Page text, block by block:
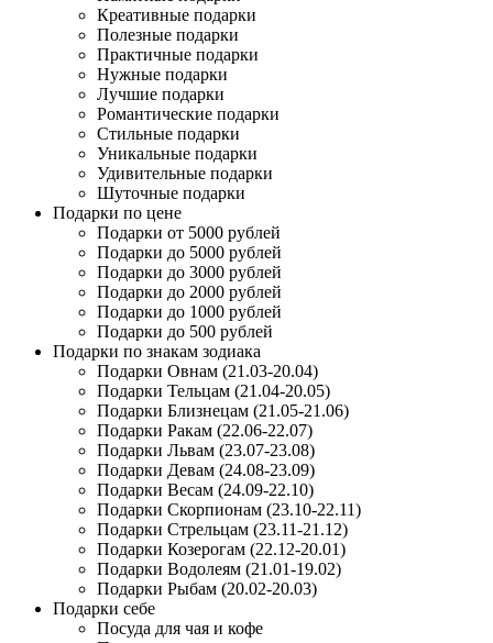
Креативные подарки
Полезные подарки
Практичные подарки
Нужные подарки
Лучшие подарки
Романтические подарки
Стильные подарки
Уникальные подарки
Удивительные подарки
Шуточные подарки
Подарки по цене
Подарки от 5000 рублей
Подарки до 5000 рублей
Подарки до 3000 рублей
Подарки до 2000 рублей
Подарки до 1000 рублей
Подарки до 500 рублей
Подарки по знакам зодиака
Подарки Овнам (21.03-20.04)
Подарки Тельцам (21.04-20.05)
Подарки Близнецам (21.05-21.06)
Подарки Ракам (22.06-22.07)
Подарки Львам (23.07-23.08)
Подарки Девам (24.08-23.09)
Подарки Весам (24.09-22.10)
Подарки Скорпионам (23.10-22.11)
Подарки Стрельцам (23.11-21.12)
Подарки Козерогам (22.12-20.01)
Подарки Водолеям (21.01-19.02)
Подарки Рыбам (20.02-20.03)
Подарки себе
Посуда для чая и кофе